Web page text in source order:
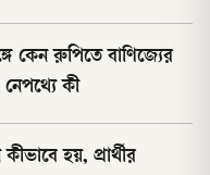
কেন রুপিতে বাণিজ্যের
নেপথ্যে কী
কীভাবে হয়, প্রার্থীর